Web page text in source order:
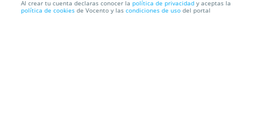
Disfruta del campamento WOB por 556€ ¡ÚLTIMAS
Al crear tu cuenta declaras conocer la política de privacidad y aceptas la
política de cookies de Vocento y las condiciones de uso del portal